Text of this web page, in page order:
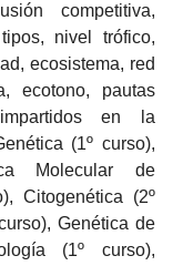
competitiva,
nivel trófico,
ecosistema, red
ecotono, pautas
en la
(1º curso),
Molecular de
Citogenética (2º
Genética de
(1º curso),